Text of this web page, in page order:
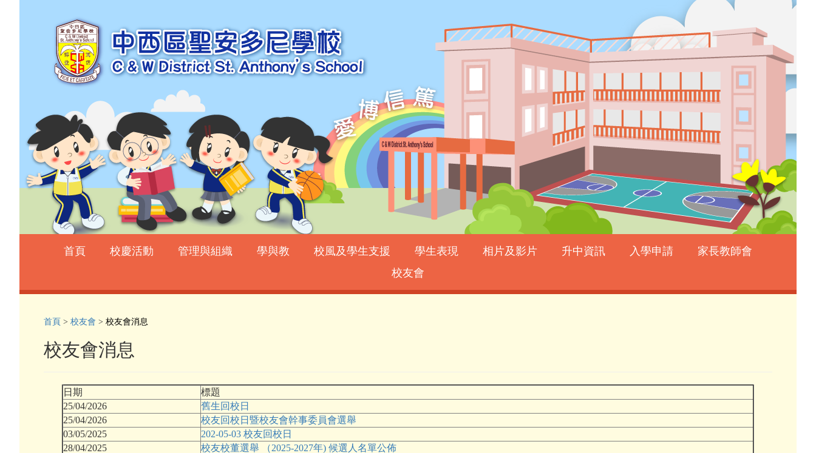
校慶活動
管理與組織
校風及學生支援
學生表現
相片及影片
升中資訊
入學申請
家長教師會首頁 校慶活動 管理與組織 學與教 校風及學生支援 學生表現 相片及影片 升中資訊 入學申請
家長教師會
校友會
首頁 > 校友會 > 校友會消息
校友會消息
日期
標題
25/04/2026
舊生回校日
25/04/2026
校友回校日暨校友會幹事委員會選舉
03/05/2025
202-05-03 校友回校日
28/04/2025
校友校董選舉 （2025-2027年) 候選人名單公佈